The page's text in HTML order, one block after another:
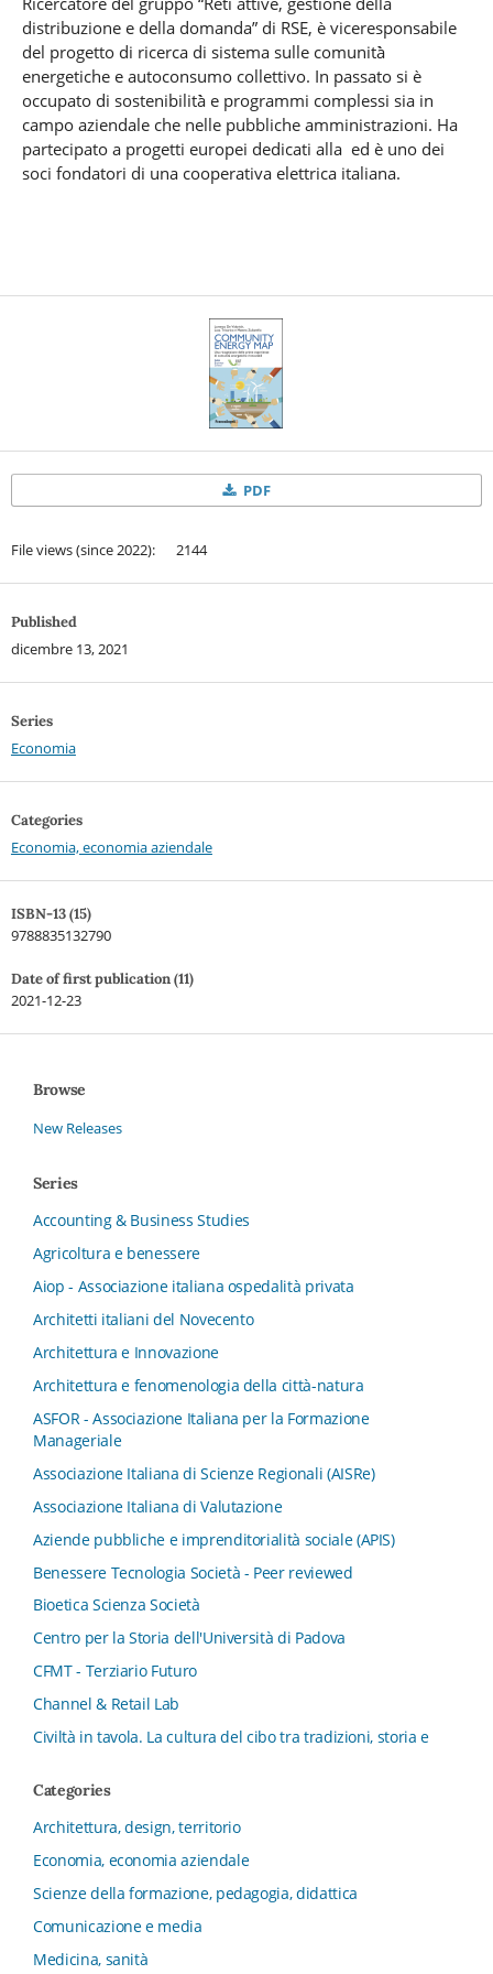
distribuzione e della domanda” di RSE, è viceresponsabile
del progetto di ricerca di sistema sulle comunità̀
energetiche e autoconsumo collettivo. In passato si è
occupato di sostenibilità̀ e programmi complessi sia in
campo aziendale che nelle pubbliche amministrazioni. Ha
partecipato a progetti europei dedicati alla ed è uno dei
soci fondatori di una cooperativa elettrica italiana.
PDF
File views (since 2022): 2144
Published
dicembre 13, 2021
Series
Economia
Categories
Economia, economia aziendale
ISBN-13 (15)
9788835132790
Date of first publication (11)
2021-12-23
Browse
New Releases
Series
Accounting & Business Studies
Agricoltura e benessere
Aiop - Associazione italiana ospedalità privata
Architetti italiani del Novecento
Architettura e Innovazione
Architettura e fenomenologia della città-natura
ASFOR - Associazione Italiana per la Formazione
Manageriale
Associazione Italiana di Scienze Regionali (AISRe)
Associazione Italiana di Valutazione
Aziende pubbliche e imprenditorialità sociale (APIS)
Benessere Tecnologia Società - Peer reviewed
Bioetica Scienza Società
Centro per la Storia dell'Università di Padova
CFMT - Terziario Futuro
Channel & Retail Lab
Civiltà in tavola. La cultura del cibo tra tradizioni, storia e
Collana del Dipartimento di Scienze Aziendali, Management
dell’Economia Università di Bologna
Collana di Clinica della formazione
Collana di Ragioneria ed Economia Aziendale - SIDREA
Categories
Architettura, design, territorio
Economia, economia aziendale
Scienze della formazione, pedagogia, didattica
Comunicazione e media
Medicina, sanità